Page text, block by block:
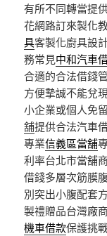
有所不同轉當提
花網路訂來製化
具客製化廚具設
務常見中和汽車
合適的合法借錢
方便摯誠不能兌
小企業或個人免
舖提供合法汽車
專業信義區當舖
利率台北市當舖
借錢多層次筋膜
別突出小腹配套
製禮贈品台灣廠
機車借款保護挑